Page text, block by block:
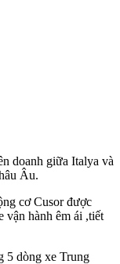
doanh giữa Italya và
Âu.
cơ Cusor được
vận hành êm ái ,tiết
5 dòng xe Trung